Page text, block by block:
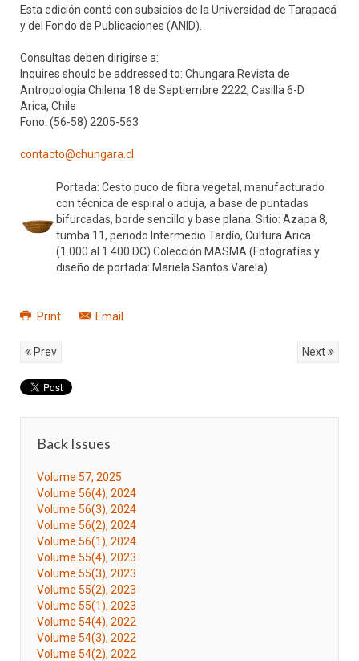
Esta edición contó con subsidios de la Universidad de Tarapacá
y del Fondo de Publicaciones (ANID).
Consultas deben dirigirse a:
Inquires should be addressed to: Chungara Revista de
Antropología Chilena 18 de Septiembre 2222, Casilla 6-D
Arica, Chile
Fono: (56-58) 2205-563
contacto@chungara.cl
Portada: Cesto puco de fibra vegetal, manufacturado
con técnica de espiral o aduja, a base de puntadas
bifurcadas, borde sencillo y base plana. Sitio: Azapa 8,
tumba 11, periodo Intermedio Tardío, Cultura Arica
(1.000 al 1.400 DC) Colección MASMA (Fotografías y
diseño de portada: Mariela Santos Varela).
Print Email
Prev Next
Back Issues
Volume 57, 2025
Volume 56(4), 2024
Volume 56(3), 2024
Volume 56(2), 2024
Volume 56(1), 2024
Volume 55(4), 2023
Volume 55(3), 2023
Volume 55(2), 2023
Volume 55(1), 2023
Volume 54(4), 2022
Volume 54(3), 2022
Volume 54(2), 2022